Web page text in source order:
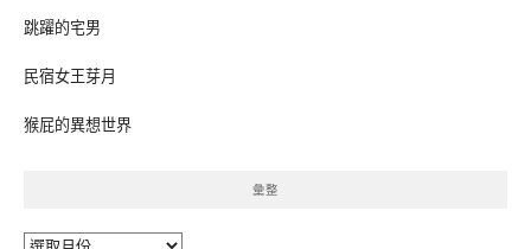
跳躍的宅男
民宿女王芽月
猴屁的異想世界
彙整
彙